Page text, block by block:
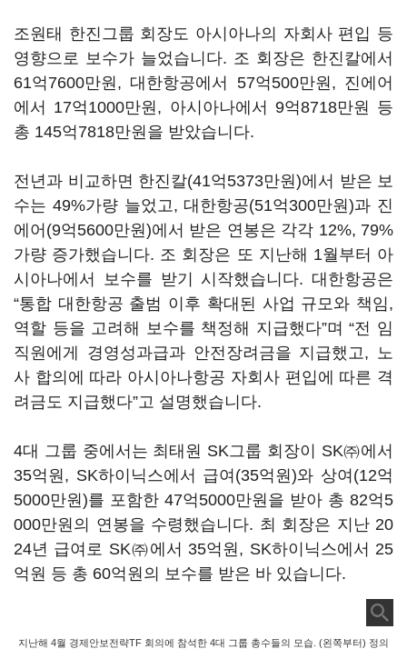
조원태 한진그룹 회장도 아시아나의 자회사 편입 등
영향으로 보수가 늘었습니다. 조 회장은 한진칼에서
61억7600만원 , 대한항공에서 57억500만원 , 진에어
에서 17억1000만원 , 아시아나에서 9억8718만원 등
총 145억7818만원을 받았습니다.
전년과 비교하면 한진칼(41억5373만원)에서 받은 보
수는 49%가량 늘었고, 대한항공(51억300만원)과 진
에어 (9억5600만원)에서 받은 연봉은 각각 12%, 79%
가량 증가했습니다. 조 회장은 또 지난해 1월부터 아
시아나에서 보수를 받기 시작했습니다. 대한항공은
“통합 대한항공 출범 이후 확대된 사업 규모와 책임,
역할 등을 고려해 보수를 책정해 지급했다”며“전 임
직원에게 경영성과급과 안전장려금을 지급했고, 노
사 합의에 따라 아시아나항공 자회사 편입에 따른 격
려금도 지급했다”고 설명했습니다.
4대 그룹 중에서는 최태원 SK그룹 회장이 SK㈜에서
35억원 , SK하이닉스에서 급여 (35억원)와 상여 (12억
5000만원)를 포함한 47억5000만원을 받아 총 82억5
000만원의 연봉을 수령했습니다. 최 회장은 지난 20
24년 급여로 SK㈜에서 35억원 , SK하이닉스에서 25
억원 등 총 60억원의 보수를 받은 바 있습니다.
지난해 4월 경제안보전략TF 회의에 참석한 4대 그룹 총수들의 모습. (왼쪽부터) 정의